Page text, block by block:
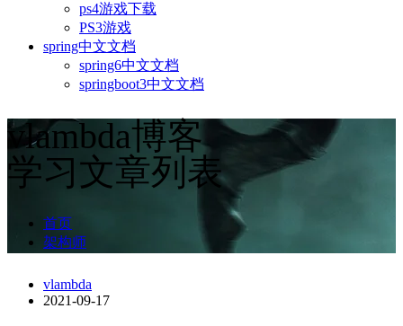
ps4游戏下载
PS3游戏
spring中文文档
spring6中文文档
springboot3中文文档
vlambda博客
学习文章列表
首页
架构师
vlambda
2021-09-17